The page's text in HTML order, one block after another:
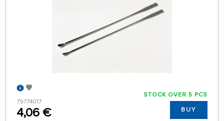
79774017
4,06 €
STOCK OVER 5 PCS
BUY